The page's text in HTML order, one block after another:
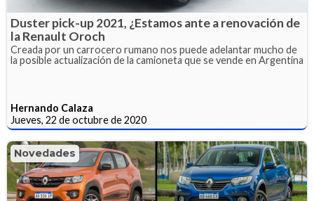
Duster pick-up 2021, ¿Estamos ante a renovación de
la Renault Oroch
Creada por un carrocero rumano nos puede adelantar mucho de
la posible actualización de la camioneta que se vende en Argentina
Hernando Calaza
Jueves, 22 de octubre de 2020
Novedades